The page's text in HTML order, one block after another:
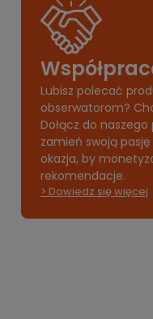
Lubisz polecać
obserwatorom?
Dołącz do
zamień swoją
okazja, by
rekomendacje.
> Dowiedz się więcej